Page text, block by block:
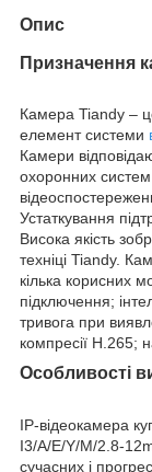
Опис
Призначення
Камера Tiandy –
елемент системи
Камери
охоронних
Устаткування
Висока якість
техніці Tiandy.
кілька корисних
підключення;
тривога при
компресії Н.265;
Особливості
IP-відеокамера
I3/A/E/Y/M/2.8-
сучасних і